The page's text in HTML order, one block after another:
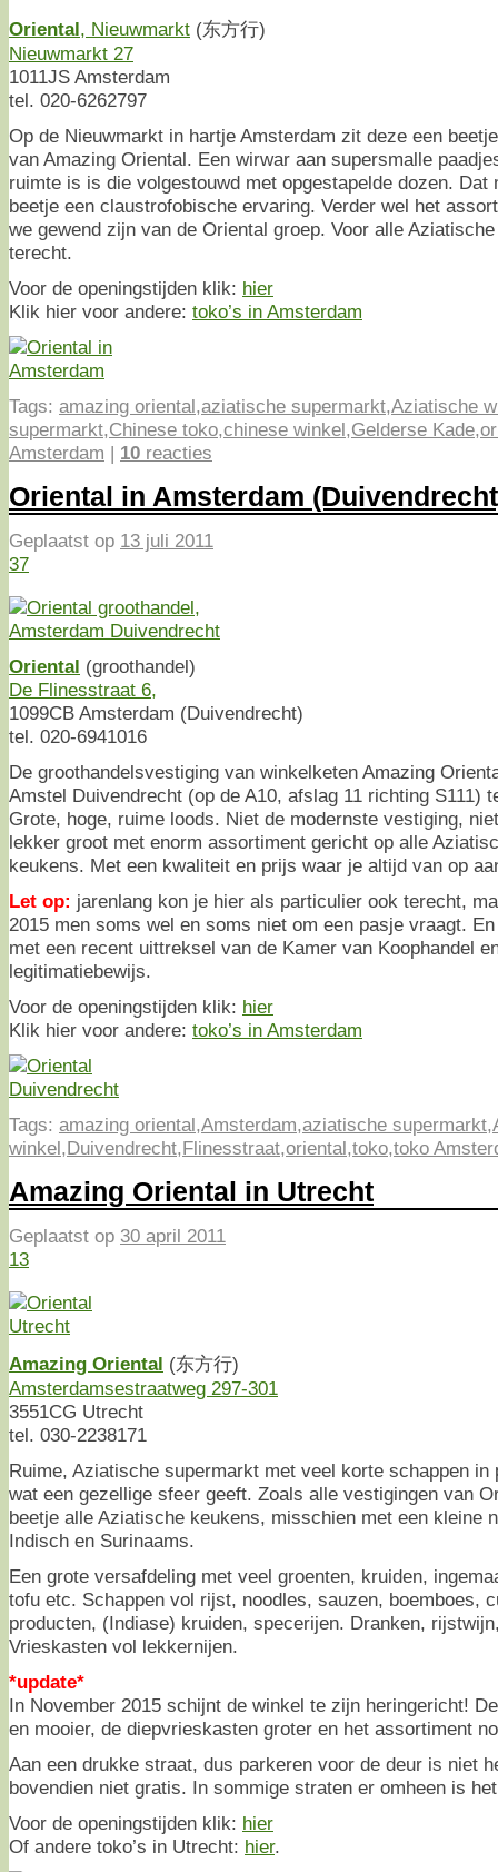
Oriental, Nieuwmarkt (东方行)
Nieuwmarkt 27
1011JS Amsterdam
tel. 020-6262797
Op de Nieuwmarkt in hartje Amsterdam zit deze een
van Amazing Oriental. Een wirwar aan supersmalle
ruimte is is die volgestouwd met opgestapelde dozen. Dat
beetje een claustrofobische ervaring. Verder wel het
we gewend zijn van de Oriental groep. Voor alle
terecht.
Voor de openingstijden klik: hier
Klik hier voor andere: toko’s in Amsterdam
Tags: amazing oriental,aziatische supermarkt,Aziatische
supermarkt,Chinese toko,chinese winkel,Gelderse Kade,
Amsterdam | 10 reacties
Oriental in Amsterdam
Geplaatst op 13 juli 2011
37
Oriental (groothandel)
De Flinesstraat 6,
1099CB Amsterdam (Duivendrecht)
tel. 020-6941016
De groothandelsvestiging van winkelketen Amazing
Amstel Duivendrecht (op de A10, afslag 11 richting S111)
Grote, hoge, ruime loods. Niet de modernste vestiging,
lekker groot met enorm assortiment gericht op alle
keukens. Met een kwaliteit en prijs waar je altijd van op
Let op: jarenlang kon je hier als particulier ook terecht,
2015 men soms wel en soms niet om een pasje vraagt.
met een recent uittreksel van de Kamer van Koophandel
legitimatiebewijs.
Voor de openingstijden klik: hier
Klik hier voor andere: toko’s in Amsterdam
Tags: amazing oriental,Amsterdam,aziatische supermarkt,
winkel,Duivendrecht,Flinesstraat,oriental,toko,toko
Amazing Oriental in Utrecht
Geplaatst op 30 april 2011
13
Amazing Oriental (东方行)
Amsterdamsestraatweg 297-301
3551CG Utrecht
tel. 030-2238171
Ruime, Aziatische supermarkt met veel korte schappen in
wat een gezellige sfeer geeft. Zoals alle vestigingen van
beetje alle Aziatische keukens, misschien met een kleine
Indisch en Surinaams.
Een grote versafdeling met veel groenten, kruiden,
tofu etc. Schappen vol rijst, noodles, sauzen, boemboes,
producten, (Indiase) kruiden, specerijen. Dranken,
Vrieskasten vol lekkernijen.
*update*
In November 2015 schijnt de winkel te zijn heringericht!
en mooier, de diepvrieskasten groter en het assortiment
Aan een drukke straat, dus parkeren voor de deur is niet
bovendien niet gratis. In sommige straten er omheen is
Voor de openingstijden klik: hier
Of andere toko’s in Utrecht: hier.